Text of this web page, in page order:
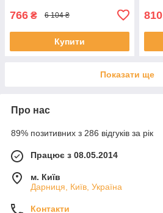
766 ₴ 6 104 ₴
Купити
810
Показати ще
Про нас
89% позитивних з 286 відгуків за рік
Працює з 08.05.2014
м. Київ
Дарниця, Київ, Україна
Контакти